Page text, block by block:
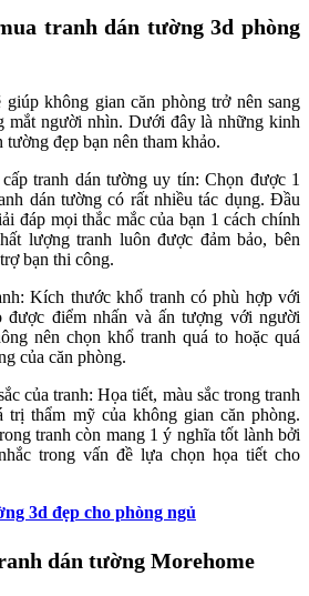
tranh dán tường 3d phòng
không gian căn phòng trở nên sang
mắt người nhìn. Dưới đây là những kinh
tường đẹp bạn nên tham khảo.
tranh dán tường uy tín: Chọn được 1
dán tường có rất nhiều tác dụng. Đầu
đáp mọi thắc mắc của bạn 1 cách chính
lượng tranh luôn được đảm bảo, bên
bạn thi công.
Kích thước khổ tranh có phù hợp với
được điểm nhấn và ấn tượng với người
nên chọn khổ tranh quá to hoặc quá
của căn phòng.
của tranh: Họa tiết, màu sắc trong tranh
trị thẩm mỹ của không gian căn phòng.
tranh còn mang 1 ý nghĩa tốt lành bởi
trong vấn đề lựa chọn họa tiết cho
3d đẹp cho phòng ngủ
dán tường Morehome